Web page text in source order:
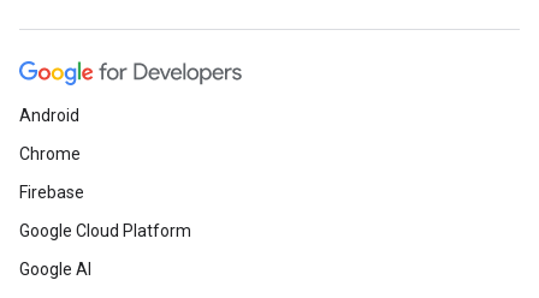
Android
Chrome
Firebase
Google Cloud Platform
Google AI